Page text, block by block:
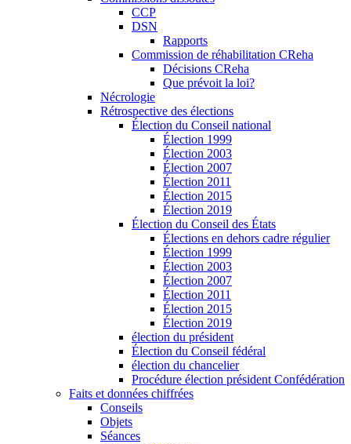
CCP
DSN
Rapports
Commission de réhabilitation CReha
Décisions CReha
Que prévoit la loi?
Nécrologie
Rétrospective des élections
Élection du Conseil national
Élection 1999
Élection 2003
Élection 2007
Élection 2011
Élection 2015
Élection 2019
Élection du Conseil des États
Élections en dehors cadre régulier
Élection 1999
Élection 2003
Élection 2007
Élection 2011
Élection 2015
Élection 2019
élection du président
Élection du Conseil fédéral
élection du chancelier
Procédure élection président Confédération
Faits et données chiffrées
Conseils
Objets
Séances